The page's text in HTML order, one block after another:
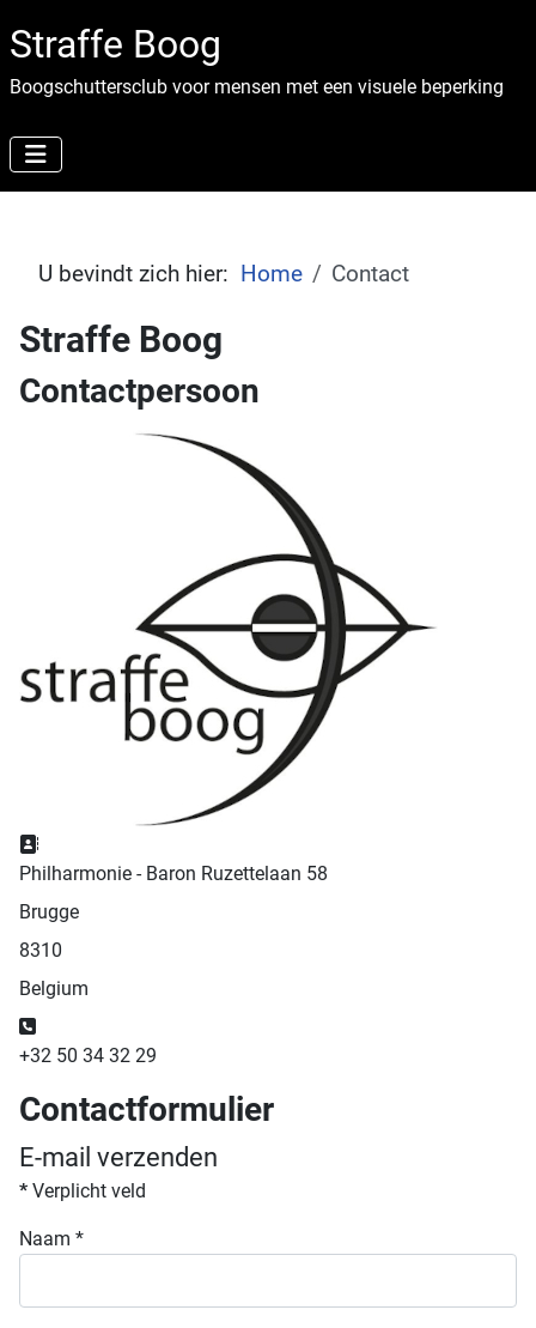
Straffe Boog
Boogschuttersclub voor mensen met een visuele beperking
U bevindt zich hier: Home Contact
Straffe Boog
Contactpersoon
Adres:
Philharmonie - Baron Ruzettelaan 58
Brugge
8310
Belgium
Telefoon:
+32 50 34 32 29
Contactformulier
E-mail verzenden
* Verplicht veld
Naam *